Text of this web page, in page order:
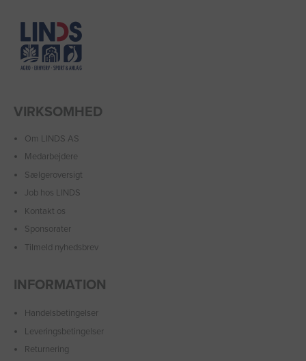
VIRKSOMHED
Om LINDS AS
Medarbejdere
Sælgeroversigt
Job hos LINDS
Kontakt os
Sponsorater
Tilmeld nyhedsbrev
INFORMATION
Handelsbetingelser
Leveringsbetingelser
Returnering